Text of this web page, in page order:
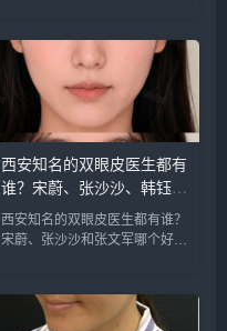
李冰等，胡医生和张医生咨询和
预约的人最多，技术也更靠谱
些，咨询预约添加微信号：
bianm...
西安知名的双眼皮医生都有
谁？宋蔚、张沙沙、韩钰
博、王璇、张文军谁做双眼
皮更好？
西安知名的双眼皮医生都有谁？
宋蔚、张沙沙和张文军哪个好？
等，这几位医生都是咨询和预约
最多的，双眼皮案例比较多，咨